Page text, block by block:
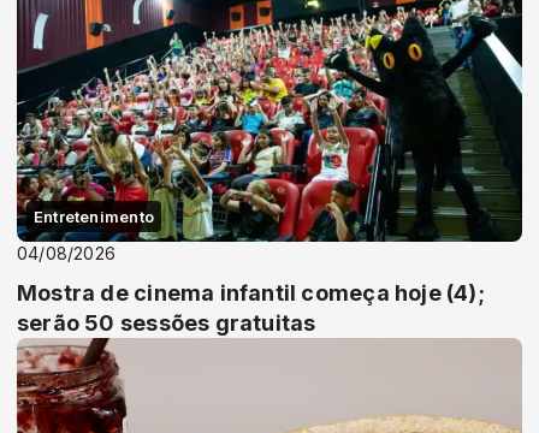
Entretenimento
04/08/2026
Mostra de cinema infantil começa hoje (4);
serão 50 sessões gratuitas